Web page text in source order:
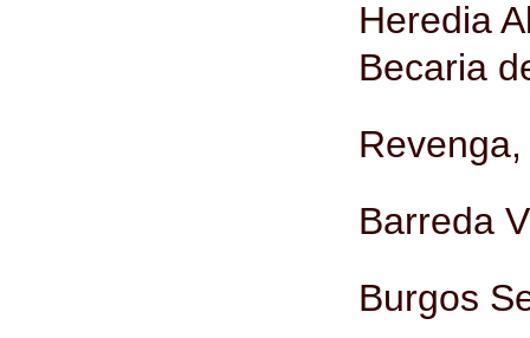
Heredia
Becaria
Barreda
Burgos